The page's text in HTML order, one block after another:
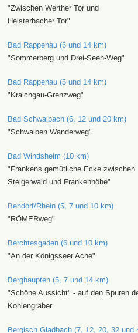
"Zwischen Werther Tor und
Heisterbacher Tor"
Bad Rappenau (6 und 14 km)
"Sommerberg und Drei-Seen-Weg"
Bad Rappenau (5 und 14 km)
"Kraichgau-Grenzweg"
Bad Schwalbach (6, 12 und 20 km)
"Schwalben Wanderweg"
Bad Windsheim (10 km)
"Frankens gemütliche Ecke zwischen
Steigerwald und Frankenhöhe"
Bendorf/Rhein (5, 7 und 10 km)
"RÖMERweg"
Berchtesgaden (6 und 10 km)
"An der Königsseer Ache"
Berghaupten (5, 7 und 14 km)
"Schöne Aussicht" - auf den Spuren
Kohlengräber
Bergisch Gladbach (7, 12, 20, 32 und